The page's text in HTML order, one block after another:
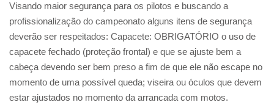
Visando maior segurança para os pilotos e buscando a
profissionalização do campeonato alguns itens de segurança
deverão ser respeitados: Capacete: OBRIGATÓRIO o uso de
capacete fechado (proteção frontal) e que se ajuste bem a
cabeça devendo ser bem preso a fim de que ele não escape no
momento de uma possível queda; viseira ou óculos que devem
estar ajustados no momento da arrancada com motos.